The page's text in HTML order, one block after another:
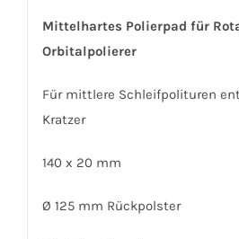
Mittelhartes Polierpad für
Orbitalpolierer
Für mittlere Schleifpolituren
Kratzer
140 x 20 mm
Ø 125 mm Rückpolster